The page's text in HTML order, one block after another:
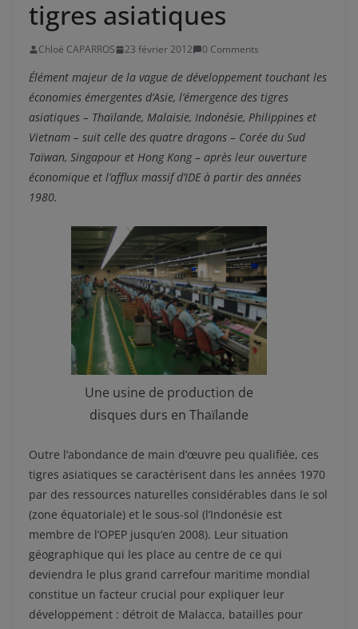
tigres asiatiques
Chloé CAPARROS 23 février 2012 0 Comments
Élément majeur de la vague de développement touchant les
économies émergentes d’Asie, l’émergence des tigres
asiatiques – Thaïlande, Malaisie, Indonésie, Philippines et
Vietnam – suit celle des quatre dragons – Corée du Sud
Taïwan, Singapour et Hong Kong – après leur ouverture
économique et l’afflux massif d’IDE à partir des années
1980.
Une usine de production de
disques durs en Thaïlande
Outre l’abondance de main d’œuvre peu qualifiée, ces
tigres asiatiques se caractérisent dans les années 1970
par des ressources naturelles considérables dans le sol
(zone équatoriale) et le sous-sol (l’Indonésie est
membre de l’OPEP jusqu’en 2008). Leur situation
géographique qui les place au centre de ce qui
deviendra le plus grand carrefour maritime mondial
constitue un facteur crucial pour expliquer leur
développement : détroit de Malacca, batailles pour